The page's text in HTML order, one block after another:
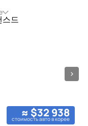
≈ $32 938
стоимость авто в корее